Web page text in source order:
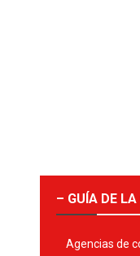
– GUÍA DE
Agencias de